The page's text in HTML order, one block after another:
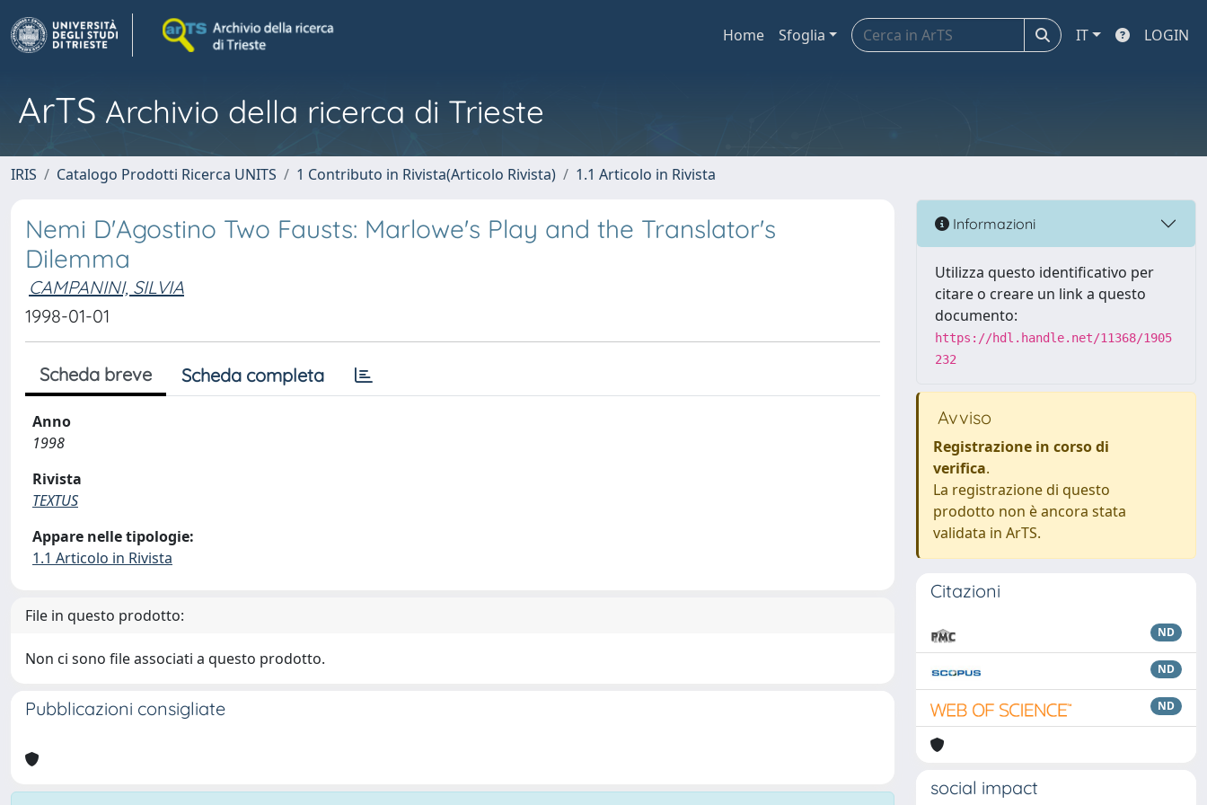
Home Sfoglia IT LOGIN
ArTS Archivio della ricerca di Trieste
IRIS Catalogo Prodotti Ricerca UNITS 1 Contributo in Rivista(Articolo Rivista) 1.1 Articolo in Rivista
Nemi D'Agostino Two Fausts: Marlowe's Play and the Translator's
Dilemma
CAMPANINI, SILVIA
1998-01-01
Scheda breve Scheda completa
Anno
1998
Rivista
TEXTUS
Appare nelle tipologie:
1.1 Articolo in Rivista
File in questo prodotto:
Non ci sono file associati a questo prodotto.
Pubblicazioni consigliate
Informazioni
Utilizza questo identificativo per
citare o creare un link a questo
documento:
https://hdl.handle.net/11368/1905
232
Avviso
Registrazione in corso di
verifica.
La registrazione di questo
prodotto non è ancora stata
validata in ArTS.
Citazioni
ND
ND
ND
social impact